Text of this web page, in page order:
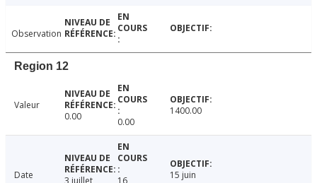
Observation
Region 12
Valeur
0.00
0.00
1400.00
Date
15 juin